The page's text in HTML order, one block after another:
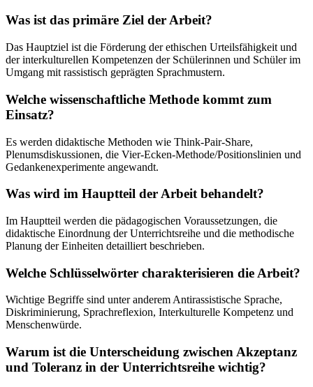
Was ist das primäre Ziel der Arbeit?
Das Hauptziel ist die Förderung der ethischen Urteilsfähigkeit und
der interkulturellen Kompetenzen der Schülerinnen und Schüler im
Umgang mit rassistisch geprägten Sprachmustern.
Welche wissenschaftliche Methode kommt zum
Einsatz?
Es werden didaktische Methoden wie Think-Pair-Share,
Plenumsdiskussionen, die Vier-Ecken-Methode/Positionslinien und
Gedankenexperimente angewandt.
Was wird im Hauptteil der Arbeit behandelt?
Im Hauptteil werden die pädagogischen Voraussetzungen, die
didaktische Einordnung der Unterrichtsreihe und die methodische
Planung der Einheiten detailliert beschrieben.
Welche Schlüsselwörter charakterisieren die Arbeit?
Wichtige Begriffe sind unter anderem Antirassistische Sprache,
Diskriminierung, Sprachreflexion, Interkulturelle Kompetenz und
Menschenwürde.
Warum ist die Unterscheidung zwischen Akzeptanz
und Toleranz in der Unterrichtsreihe wichtig?